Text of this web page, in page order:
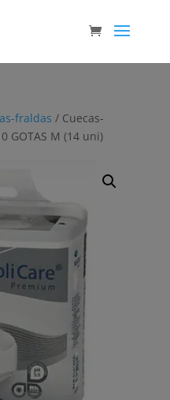
fraldas / Cuecas-
GOTAS M (14 uni)